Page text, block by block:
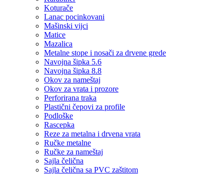
Koturače
Lanac pocinkovani
Mašinski vijci
Matice
Mazalica
Metalne stope i nosači za drvene grede
Navojna šipka 5.6
Navojna šipka 8.8
Okov za nameštaj
Okov za vrata i prozore
Perforirana traka
Plastični čepovi za profile
Podloške
Rascepka
Reze za metalna i drvena vrata
Ručke metalne
Ručke za nameštaj
Sajla čelična
Sajla čelična sa PVC zaštitom